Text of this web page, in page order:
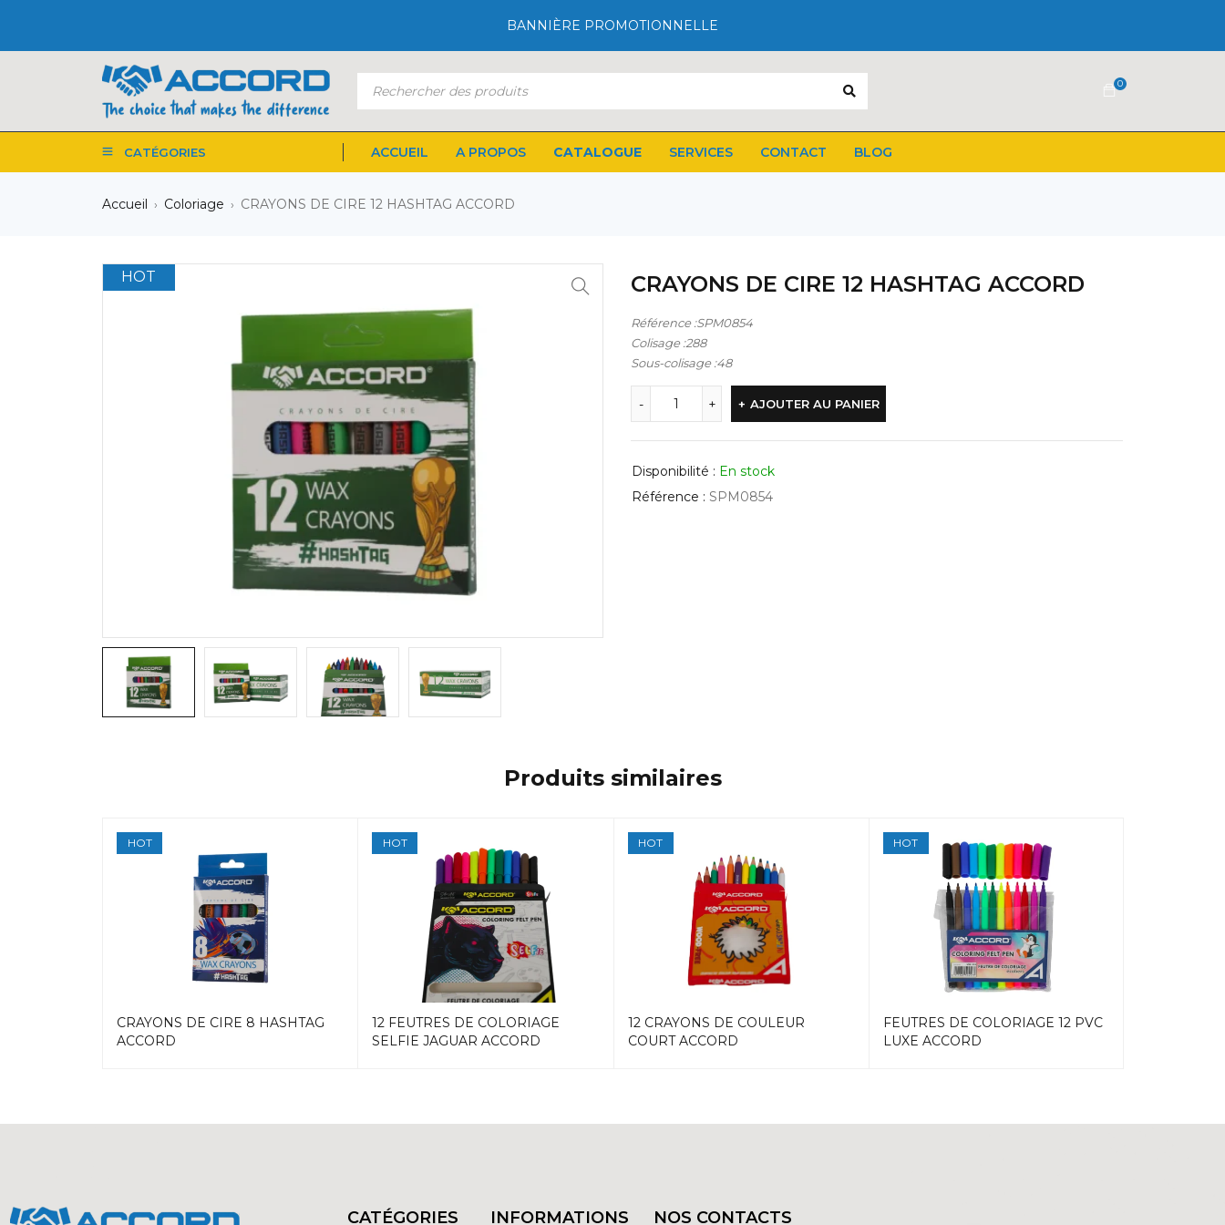
BANNIÈRE PROMOTIONNELLE
0
CATÉGORIES ACCUEIL A PROPOS CATALOGUE SERVICES CONTACT BLOG
Accueil › Coloriage › CRAYONS DE CIRE 12 HASHTAG ACCORD
HOT CRAYONS DE CIRE 12 HASHTAG ACCORD
Référence :SPM0854
Colisage :288
Sous-colisage :48
AJOUTER AU PANIER
Disponibilité : En stock
Référence : SPM0854
Produits similaires
HOT
CRAYONS DE CIRE 8 HASHTAG
ACCORD
HOT
12 FEUTRES DE COLORIAGE
SELFIE JAGUAR ACCORD
HOT
12 CRAYONS DE COULEUR
COURT ACCORD
HOT
FEUTRES DE COLORIAGE 12 PVC
LUXE ACCORD
CATÉGORIES INFORMATIONS NOS CONTACTS